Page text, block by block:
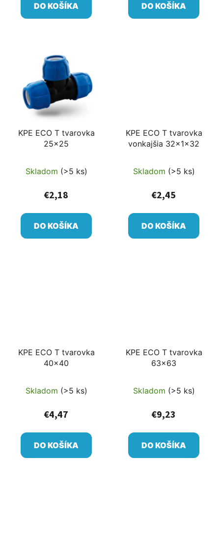
DO KOŠÍKA DO KOŠÍKA
KPE ECO T tvarovka
25x25
Skladom (>5 ks)
€2,18
DO KOŠÍKA
KPE ECO T tvarovka
vonkajšia 32x1x32
Skladom (>5 ks)
€2,45
DO KOŠÍKA
KPE ECO T tvarovka
40x40
Skladom (>5 ks)
€4,47
DO KOŠÍKA
KPE ECO T tvarovka
63x63
Skladom (>5 ks)
€9,23
DO KOŠÍKA